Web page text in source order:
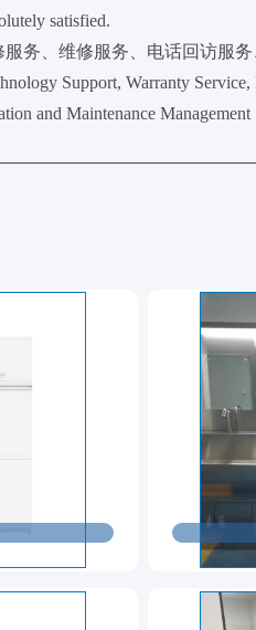
satisfied.
务、维修服务、电话回访服
Support, Warranty
and Maintenance Management